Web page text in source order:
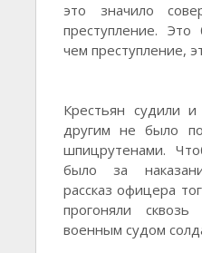
это значило
преступление.
чем преступление,
Крестьян судили
другим не было
шпицрутенами.
было за
рассказ офицера
прогоняли
военным судом